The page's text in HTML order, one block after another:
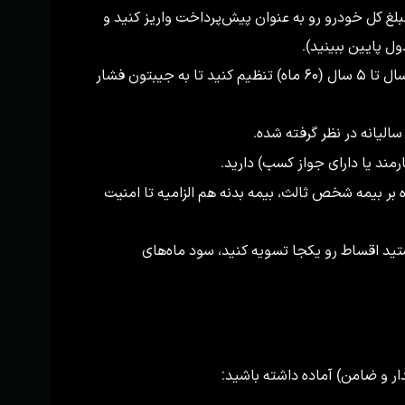
۵۰ تا ۸۵ درصد از مبلغ کل خودرو رو به عنوان پیش‌پرداخت واریز کنید و
پایین ببینید).
انتخاب با شماست! می‌تونید بازپرداخت رو از ۱ سال تا ۵ سال (۶۰ ماه) تنظیم کنید تا به جیبتون فشار
یا دارای جواز کسب) دارید.
بیمه شخص ثالث، بیمه بدنه هم الزامیه تا امنیت
اقساط رو یکجا تسویه کنید، سود ماه‌های
و ضامن) آماده داشته باشید: